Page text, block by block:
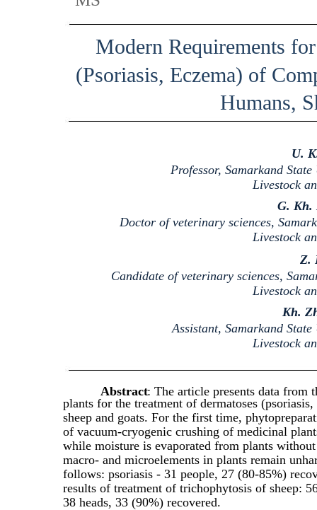
Modern Requirements
(Psoriasis, Eczema) of
Humans,
U.
Professor, Samarkand
Livestock
G. Kh.
Doctor of veterinary sciences,
Livestock
Z.
Candidate of veterinary sciences,
Livestock
Kh.
Assistant, Samarkand
Livestock
Abstract: The article presents data from
plants for the treatment of dermatoses
sheep and goats. For the first time,
of vacuum-cryogenic crushing of medicinal
while moisture is evaporated from plants
macro- and microelements in plants remain
follows: psoriasis - 31 people, 27 (80-85%)
results of treatment of trichophytosis of sheep:
38 heads, 33 (90%) recovered.